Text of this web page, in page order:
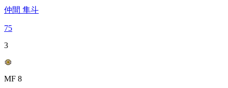
仲間 隼斗
75
3
MF 8